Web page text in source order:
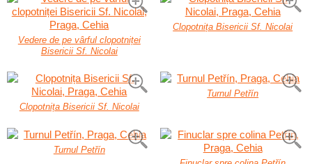
Vedere de pe vârful clopotniței
Bisericii Sf. Nicolai
Clopotnița Bisericii Sf. Nicolai
Clopotnița Bisericii Sf. Nicolai
Turnul Petřín
Turnul Petřín